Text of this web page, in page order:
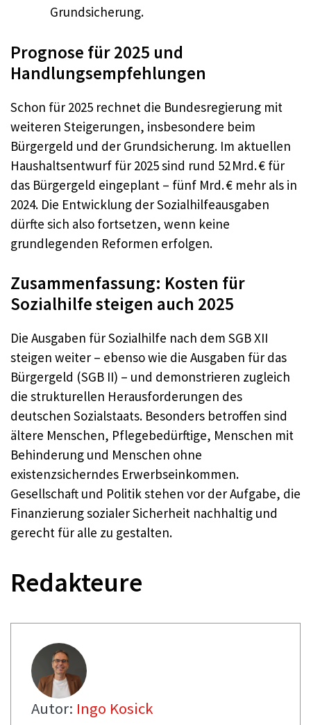
Grundsicherung.
Prognose für 2025 und
Handlungsempfehlungen
Schon für 2025 rechnet die Bundesregierung mit
weiteren Steigerungen, insbesondere beim
Bürgergeld und der Grundsicherung. Im aktuellen
Haushaltsentwurf für 2025 sind rund 52 Mrd. € für
das Bürgergeld eingeplant – fünf Mrd. € mehr als in
2024. Die Entwicklung der Sozialhilfeausgaben
dürfte sich also fortsetzen, wenn keine
grundlegenden Reformen erfolgen.
Zusammenfassung: Kosten für
Sozialhilfe steigen auch 2025
Die Ausgaben für Sozialhilfe nach dem SGB XII
steigen weiter – ebenso wie die Ausgaben für das
Bürgergeld (SGB II) – und demonstrieren zugleich
die strukturellen Herausforderungen des
deutschen Sozialstaats. Besonders betroffen sind
ältere Menschen, Pflegebedürftige, Menschen mit
Behinderung und Menschen ohne
existenzsicherndes Erwerbseinkommen.
Gesellschaft und Politik stehen vor der Aufgabe, die
Finanzierung sozialer Sicherheit nachhaltig und
gerecht für alle zu gestalten.
Redakteure
Autor: Ingo Kosick